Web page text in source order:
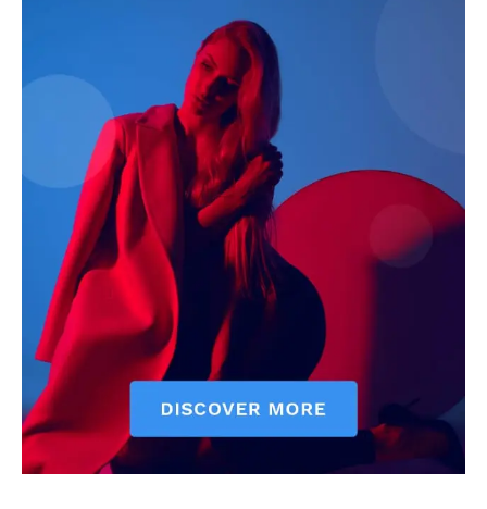
AIN NEWS 1
Contact Us
About Us
Privacy Policy
Terms of Use Agreement
Facebook
X WhatsApp
Share